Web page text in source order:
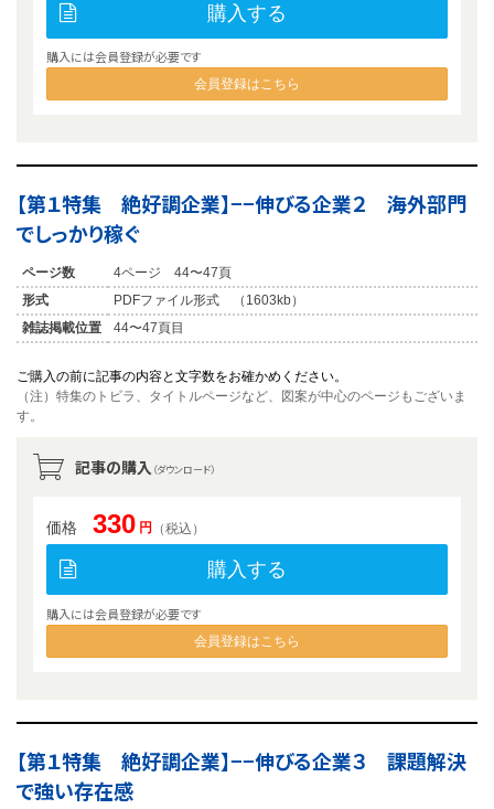
購入する
購入には会員登録が必要です
会員登録はこちら
【第１特集 絶好調企業】−−伸びる企業２ 海外部門
でしっかり稼ぐ
ページ数
4ページ 44〜47頁
形式
PDFファイル形式 （1603kb）
雑誌掲載位置
44〜47頁目
ご購入の前に記事の内容と文字数をお確かめください。
（注）特集のトビラ、タイトルページなど、図案が中心のページもございま
す。
記事の購入 （ダウンロード）
価格 330 円 （税込）
購入する
購入には会員登録が必要です
会員登録はこちら
【第１特集 絶好調企業】−−伸びる企業３ 課題解決
で強い存在感